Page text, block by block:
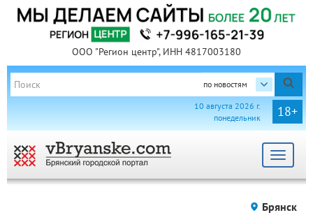
ООО "Регион центр", ИНН 4817003180
по новостям
18+
10 августа 2026 г.
понедельник
Toggle
Брянск